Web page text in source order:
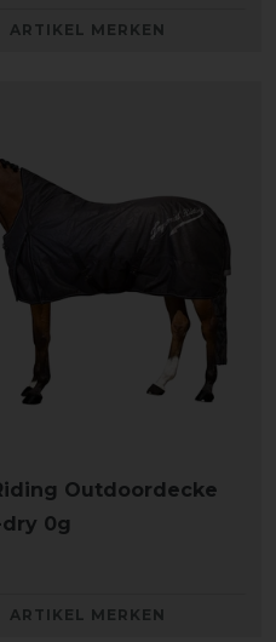
ARTIKEL MERKEN
Outdoordecke
dry 0g
ARTIKEL MERKEN